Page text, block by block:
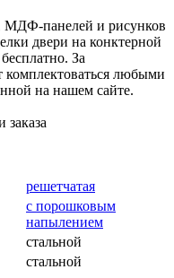
МДФ-панелей и рисунков
двери на конктерной
За
комплектоваться любыми
на нашем сайте.
решетчатая
с порошковым
напылением
стальной
стальной